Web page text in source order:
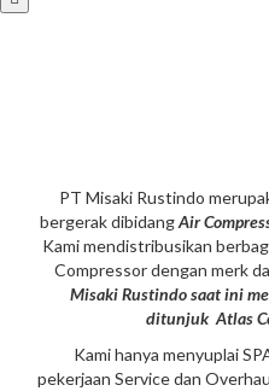
PT Misaki Rustindo
bergerak dibidangAir
Kami mendistribusikan
Compressor dengan merk
Misaki Rustindo saat ini
ditunjuk Atlas
Kami hanya menyuplai
pekerjaan Service dan